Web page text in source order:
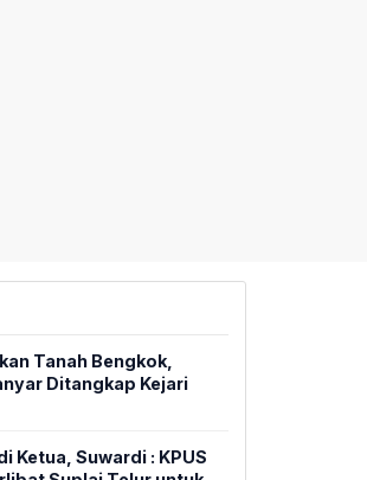
Tanah Bengkok,
Ditangkap Kejari
Ketua, Suwardi : KPUS